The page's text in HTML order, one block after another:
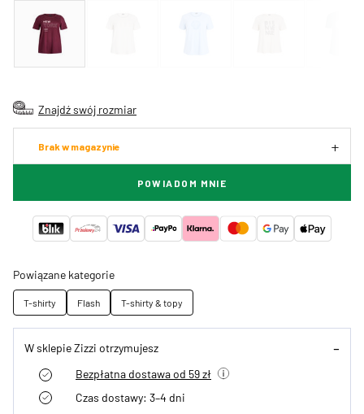
Znajdź swój rozmiar
Brak w magazynie
POWIADOM MNIE
Powiązane kategorie
T-shirty Flash T-shirty & topy
W sklepie Zizzi otrzymujesz
Bezpłatna dostawa od 59 zł
Czas dostawy: 3–4 dni